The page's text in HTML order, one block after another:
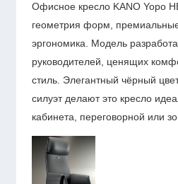
Офисное кресло KANO Yopo
геометрия форм,
эргономика. Модель
руководителей, ценящих
стиль. Элегантный чёрный
силуэт делают это кресло
кабинета, переговорной или